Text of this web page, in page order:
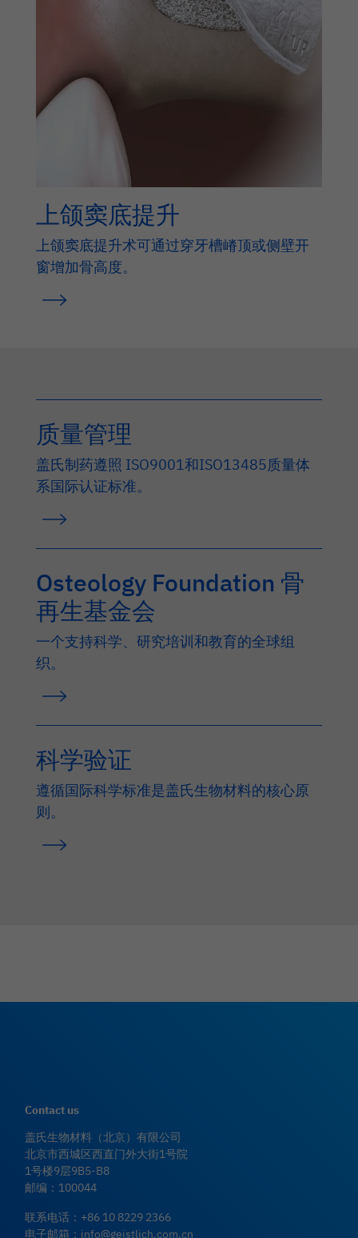
上颌窦底提升
上颌窦底提升术可通过穿牙槽嵴顶或侧壁开
窗增加骨高度。
质量管理
盖氏制药遵照 ISO9001和ISO13485质量体
系国际认证标准。
Osteology Foundation 骨
再生基金会
一个支持科学、研究培训和教育的全球组
织。
科学验证
遵循国际科学标准是盖氏生物材料的核心原
则。
Contact us
盖氏生物材料（北京）有限公司
北京市西城区西直门外大街1号院
1号楼9层9B5-B8
邮编：100044
联系电话： +86 10 8229 2366
电子邮箱： info@geistlich.com.cn